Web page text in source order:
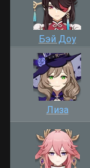
Бэй Доу
Лиза